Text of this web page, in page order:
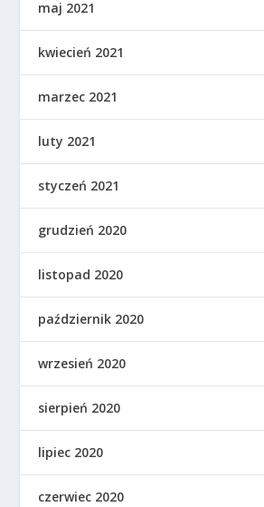
maj 2021
kwiecień 2021
marzec 2021
luty 2021
styczeń 2021
grudzień 2020
listopad 2020
październik 2020
wrzesień 2020
sierpień 2020
lipiec 2020
czerwiec 2020